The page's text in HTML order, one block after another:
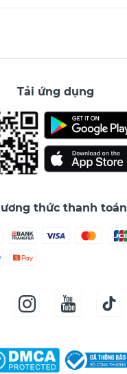
Tải ứng dụng
thức thanh toán